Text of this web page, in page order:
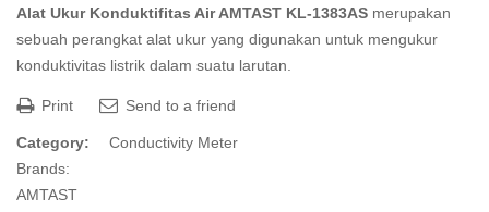
Alat Ukur Konduktifitas Air AMTAST KL-1383AS merupakan
sebuah perangkat alat ukur yang digunakan untuk mengukur
konduktivitas listrik dalam suatu larutan.
Print Send to a friend
Category:
Conductivity Meter
Brands:
AMTAST